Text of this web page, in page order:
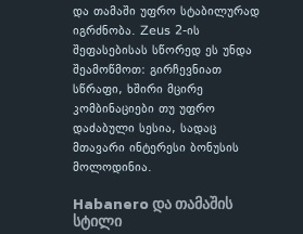
და თამაში უფრო სტაბილურად
იგრძნობა. Zeus 2-ის
შეფასებისას სწორედ ეს უნდა
შეამოწმოთ: გირჩევნიათ
სწრაფი, ხშირი მცირე
კომბინაციები თუ უფრო
დაძაბული სესია, სადაც
მთავარი ინტერესი ბონუსის
მოლოდინია.
Habanero და თამაშის
სტილი